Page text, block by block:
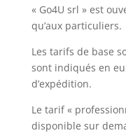
« Go4U srl » est
qu’aux particuliers.
Les tarifs de base
sont indiqués en
d’expédition.
Le tarif «
disponible sur